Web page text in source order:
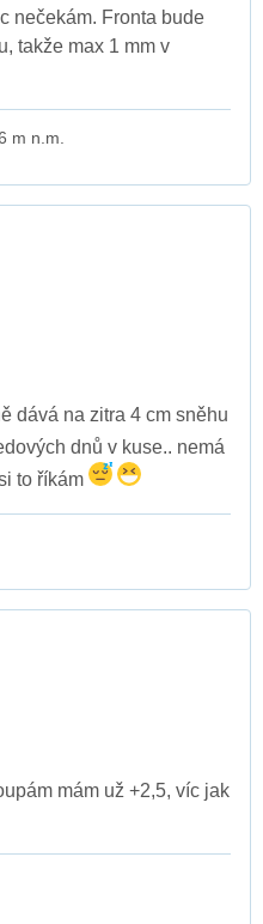
nečekám. Fronta bude
takže max 1 mm v
m n.m.
dává na zitra 4 cm sněhu
dnů v kuse.. nemá
to říkám
mám už +2,5, víc jak